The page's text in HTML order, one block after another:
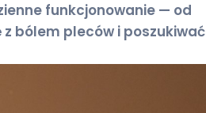
funkcjonowanie — od
bólem pleców i poszukiwać